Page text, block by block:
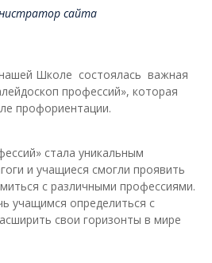
сайта
Школе состоялась важная
профессий», которая
профориентации.
стала уникальным
и учащиеся смогли проявить
с различными профессиями.
учащимся определиться с
свои горизонты в мире